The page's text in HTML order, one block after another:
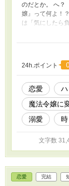
のだとか。 へ？
嬢』って何よ！
は「気にしたら
身させられ、気
格外のイレーナ
高鳴るのを感じ
伯爵令嬢が、氷
話ですので、楽
小説家になろう
24h.ポイント
恋愛
魔法令嬢に
溺愛
文字数
恋愛 完結